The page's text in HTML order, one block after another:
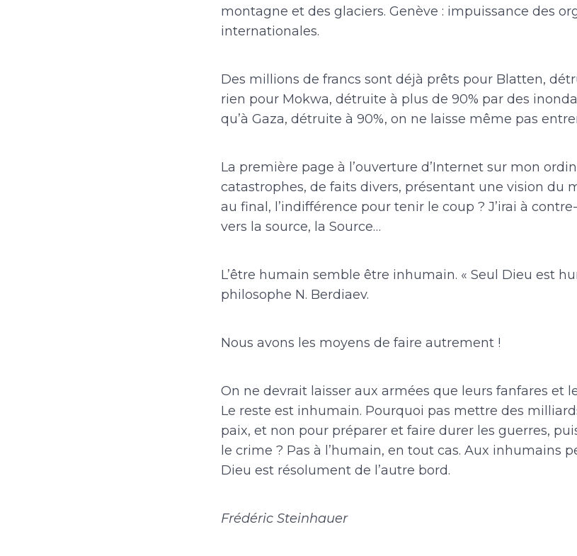
montagne et des glaciers. Genève : impuissance des
internationales.
Des millions de francs sont déjà prêts pour Blatten,
rien pour Mokwa, détruite à plus de 90% par des
qu’à Gaza, détruite à 90%, on ne laisse même pas
La première page à l’ouverture d’Internet sur mon
catastrophes, de faits divers, présentant une vision du
au final, l’indifférence pour tenir le coup ? J’irai à
vers la source, la Source…
L’être humain semble être inhumain. « Seul Dieu est
philosophe N. Berdiaev.
Nous avons les moyens de faire autrement !
On ne devrait laisser aux armées que leurs fanfares et
Le reste est inhumain. Pourquoi pas mettre des
paix, et non pour préparer et faire durer les guerres,
le crime ? Pas à l’humain, en tout cas. Aux inhumains
Dieu est résolument de l’autre bord.
Frédéric Steinhauer